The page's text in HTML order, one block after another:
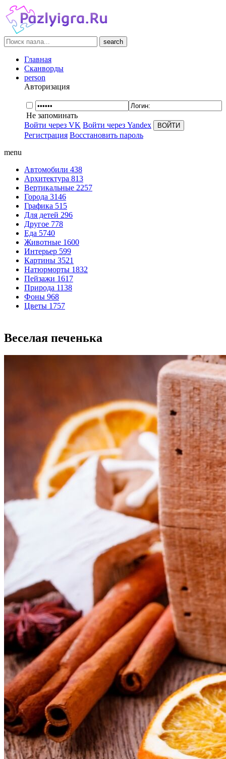
search
Главная
Сканворды
person
Авторизация
Не запоминать
Войти через VK Войти через Yandex
Регистрация Восстановить пароль
menu
Автомобили 438
Архитектура 813
Вертикальные 2257
Города 3146
Графика 515
Для детей 296
Другое 778
Еда 5740
Животные 1600
Интерьер 599
Картины 3521
Натюрморты 1832
Пейзажи 1617
Природа 1138
Фоны 968
Цветы 1757
Веселая печенька